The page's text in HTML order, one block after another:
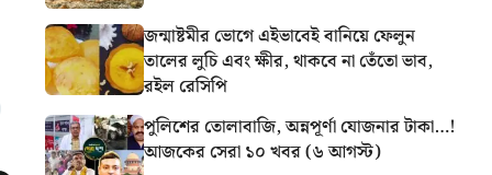
জন্মাষ্টমীর ভোগে এইভাবেই বানিয়ে ফেলুন
তালের লুচি এবং ক্ষীর, থাকবে না তেঁতো ভাব,
রইল রেসিপি
পুলিশের তোলাবাজি, অন্নপূর্ণা যোজনার টাকা…!
আজকের সেরা ১০ খবর (৬ আগস্ট)